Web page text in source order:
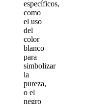
específicos,
como
el uso
del
color
blanco
para
simbolizar
la
pureza,
o el
negro